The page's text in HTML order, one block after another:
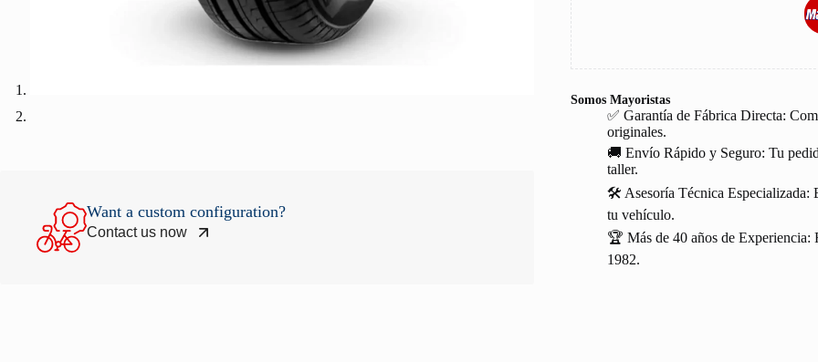
Want a custom configuration?
Contact us now
Somos Mayoristas
✅ Garantía de Fábrica Directa:
originales.
🚚 Envío Rápido y Seguro: Tu
taller.
🛠️ Asesoría Técnica Especializada:
tu vehículo.
🏆 Más de 40 años de Experiencia:
1982.